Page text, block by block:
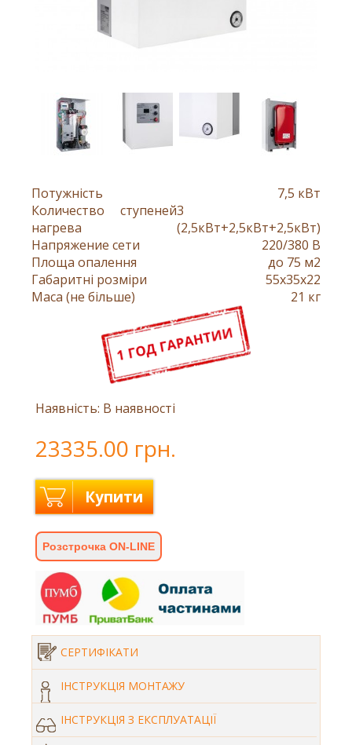
Потужність
7,5 кВт
Количество ступеней
нагрева
3
(2,5кВт+2,5кВт+2,5кВт)
Напряжение сети
220/380 В
Площа опалення
до 75 м2
Габаритні розміри
55x35x22
Маса (не більше)
21 кг
Наявність: В наявності
23335.00 грн.
Купити
Розстрочка ON-LINE
СЕРТИФІКАТИ
ІНСТРУКЦІЯ МОНТАЖУ
ІНСТРУКЦІЯ З ЕКСПЛУАТАЦІЇ